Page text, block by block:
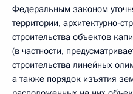
Федеральным законом
территории, архитектурно-
строительства объектов
(в частности,
строительства линейных
а также порядок изъятия